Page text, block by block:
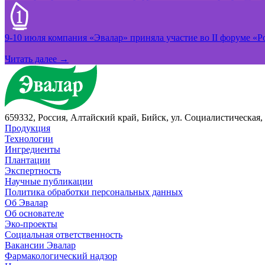
9-10 июля компания «Эвалар» приняла участие во II форуме
Читать далее →
659332, Россия, Алтайский край, Бийск, ул. Социалистическая,
Продукция
Технологии
Ингредиенты
Плантации
Экспертность
Научные публикации
Политика обработки персональных данных
Об Эвалар
Об основателе
Эко-проекты
Социальная ответственность
Вакансии Эвалар
Фармакологический надзор